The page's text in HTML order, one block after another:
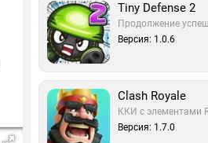
Tiny Defense 2
Продолжение
Версия: 1.0.6
Clash Royale
ККИ с элементами
Версия: 1.7.0